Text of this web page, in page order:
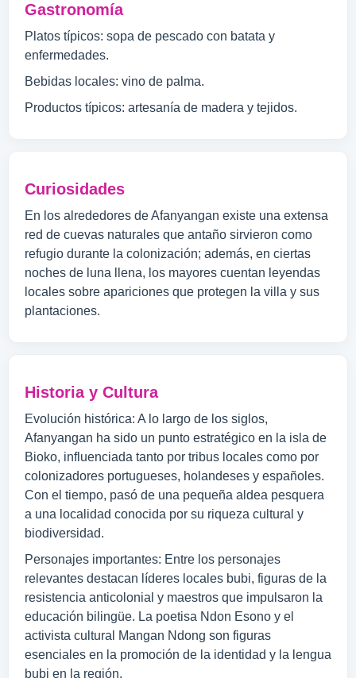
Gastronomía
Platos típicos: sopa de pescado con batata y
enfermedades.
Bebidas locales: vino de palma.
Productos típicos: artesanía de madera y tejidos.
Curiosidades
En los alrededores de Afanyangan existe una extensa
red de cuevas naturales que antaño sirvieron como
refugio durante la colonización; además, en ciertas
noches de luna llena, los mayores cuentan leyendas
locales sobre apariciones que protegen la villa y sus
plantaciones.
Historia y Cultura
Evolución histórica: A lo largo de los siglos,
Afanyangan ha sido un punto estratégico en la isla de
Bioko, influenciada tanto por tribus locales como por
colonizadores portugueses, holandeses y españoles.
Con el tiempo, pasó de una pequeña aldea pesquera
a una localidad conocida por su riqueza cultural y
biodiversidad.
Personajes importantes: Entre los personajes
relevantes destacan líderes locales bubi, figuras de la
resistencia anticolonial y maestros que impulsaron la
educación bilingüe. La poetisa Ndon Esono y el
activista cultural Mangan Ndong son figuras
esenciales en la promoción de la identidad y la lengua
bubi en la región.